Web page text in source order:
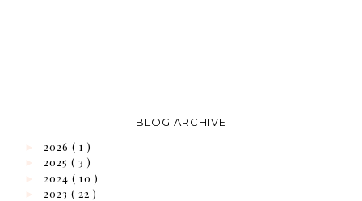
BLOG ARCHIVE
2026 ( 1 )
2025 ( 3 )
2024 ( 10 )
2023 ( 22 )